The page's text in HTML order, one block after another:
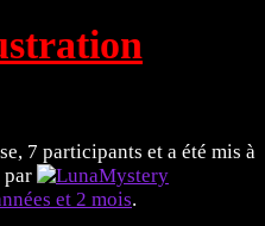
7 participants et a été mis à
par
et 2 mois.